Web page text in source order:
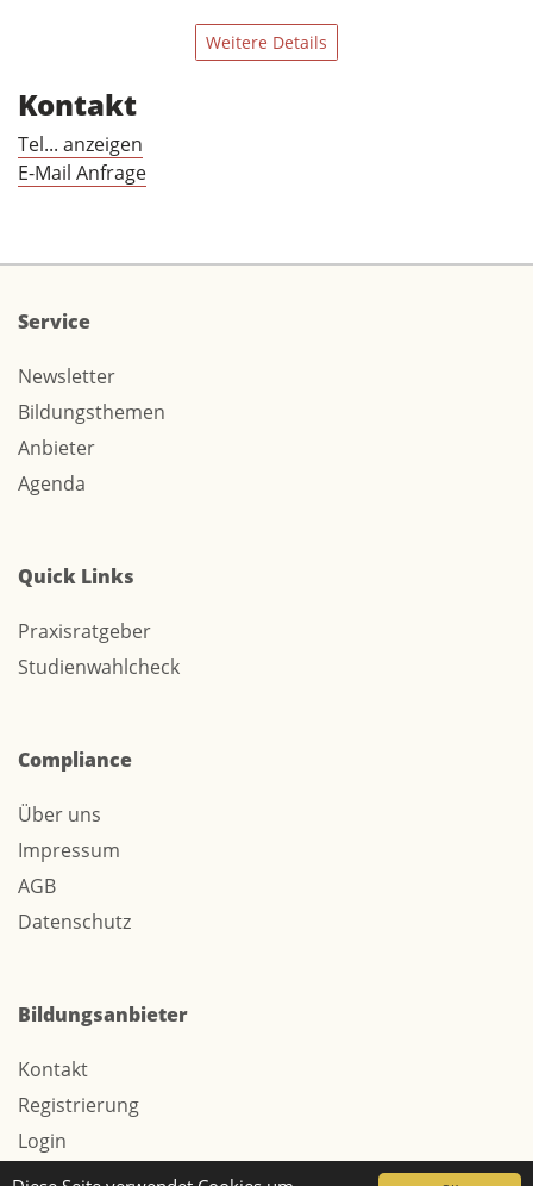
Weitere Details
Kontakt
Tel... anzeigen
E-Mail Anfrage
Service
Newsletter
Bildungsthemen
Anbieter
Agenda
Quick Links
Praxisratgeber
Studienwahlcheck
Compliance
Über uns
Impressum
AGB
Datenschutz
Bildungsanbieter
Kontakt
Registrierung
Login
Werbung / Tarife